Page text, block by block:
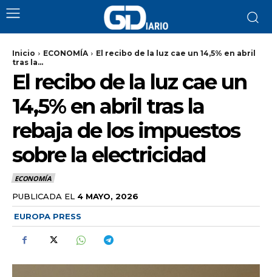
Inicio ECONOMÍA
El recibo de la luz cae un 14,5% en abril
tras la...
El recibo de la luz cae un
14,5% en abril tras la
rebaja de los impuestos
sobre la electricidad
ECONOMÍA
PUBLICADA EL 4 MAYO, 2026
EUROPA PRESS